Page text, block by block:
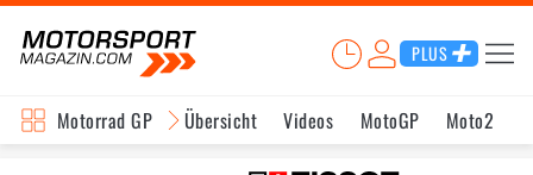
PLUS
Motorrad GP Übersicht Videos MotoGP Moto2